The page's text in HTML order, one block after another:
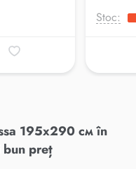
Stoc:
195x290 см în
preț